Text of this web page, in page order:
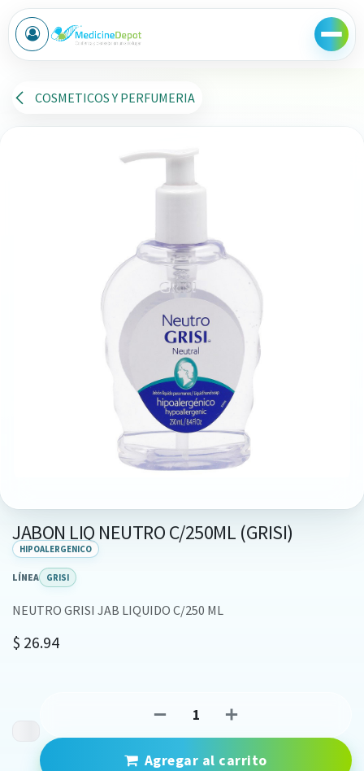
Ir al contenido
COSMETICOS Y PERFUMERIA
JABON LIQ NEUTRO C/250ML (GRISI)
HIPOALERGENICO
LÍNEA GRISI
NEUTRO GRISI JAB LIQUIDO C/250 ML
$ 26.94
Agregar al carrito